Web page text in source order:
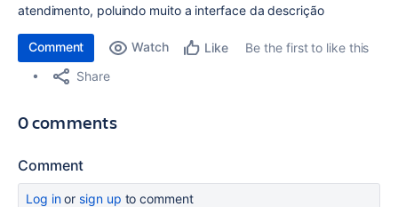
atendimento, poluindo muito a interface da descrição
Comment Watch Like
Be the first to like this
Share
0 comments
Comment
Log inor sign up to comment